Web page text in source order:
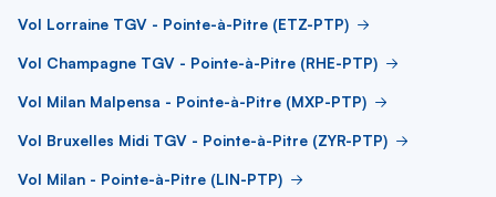
Vol Lorraine TGV - Pointe-à-Pitre (ETZ-PTP)
Vol Champagne TGV - Pointe-à-Pitre (RHE-PTP)
Vol Milan Malpensa - Pointe-à-Pitre (MXP-PTP)
Vol Bruxelles Midi TGV - Pointe-à-Pitre (ZYR-PTP)
Vol Milan - Pointe-à-Pitre (LIN-PTP)